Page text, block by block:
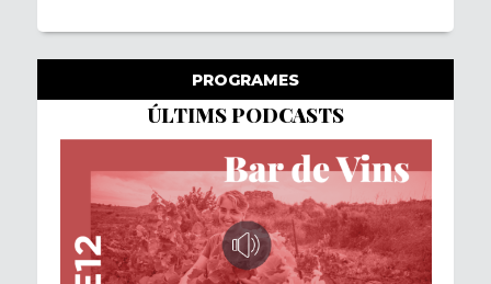
PROGRAMES
ÚLTIMS PODCASTS